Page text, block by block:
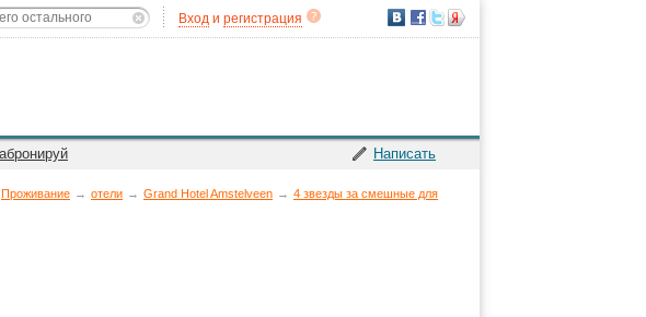
Вход и регистрация
Написать
Проживание → отели → Grand Hotel Amstelveen → 4 звезды за смешные для